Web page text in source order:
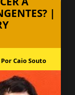
|
Por Caio Souto